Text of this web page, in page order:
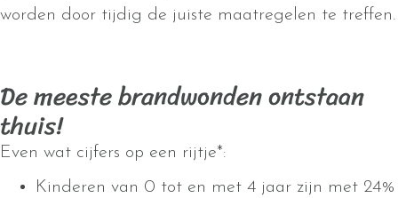
worden door tijdig de juiste maatregelen te treffen.
De meeste brandwonden ontstaan
thuis!
Even wat cijfers op een rijtje*:
Kinderen van 0 tot en met 4 jaar zijn met 24%